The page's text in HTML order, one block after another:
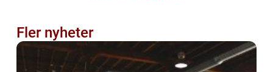
Fler nyheter